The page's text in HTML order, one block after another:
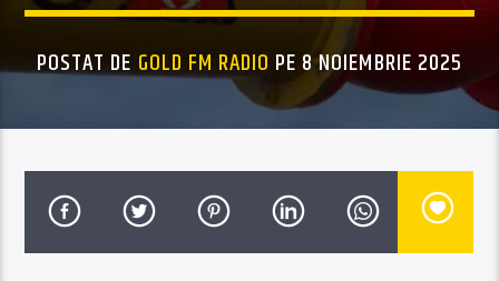
POSTAT DE GOLD FM RADIO PE 8 NOIEMBRIE 2025